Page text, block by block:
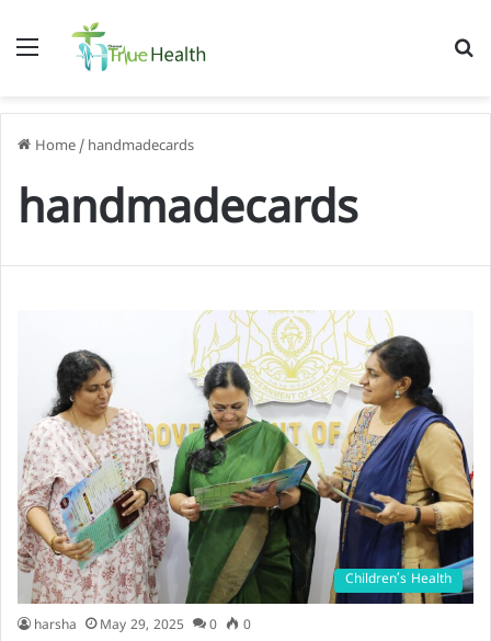
Menu
Home / handmadecards
handmadecards
Children’s Health
harsha May 29, 2025 0 0